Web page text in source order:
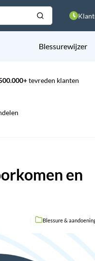
Blessurewijzer
tevreden klanten
en
Blessure &